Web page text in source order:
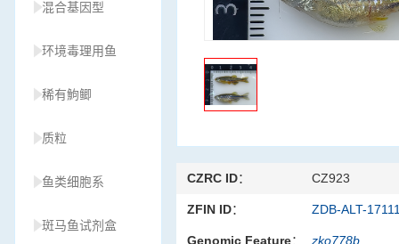
混合基因型
环境毒理用鱼
稀有鮈鲫
质粒
鱼类细胞系
斑马鱼试剂盒
CZRC ID： CZ923
ZFIN ID： ZDB-ALT-
Genomic Feature： zko778b